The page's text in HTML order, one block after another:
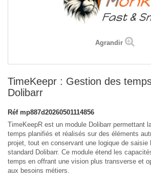
Agrandir
TimeKeepr : Gestion des
Dolibarr
Réf mp887d20260501114856
TimeKeepR est un module Dolibarr permettant
temps planifiés et réalisés sur des éléments
projet, tout en conservant une logique de saisie
standard Dolibarr. Ce module étend les
temps en offrant une vision plus transverse et
aux besoins métiers.